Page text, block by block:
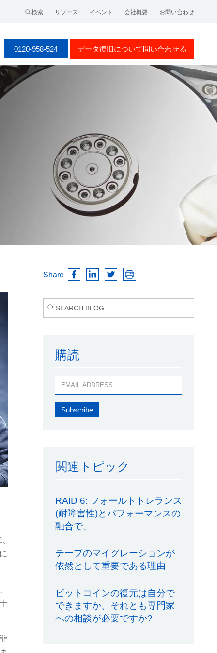
検索 リソース イベント 会社概要 お問い合わせ
0120-958-524 データ復旧について問い合わせる
Share
購読
関連トピック
RAID 6: フォールトトレランス
(耐障害性)とパフォーマンスの
融合で、
テープのマイグレーションが
依然として重要である理由
ビットコインの復元は自分で
できますか、それとも専門家
への相談が必要ですか?